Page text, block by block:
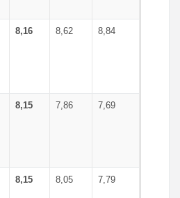
8,16 8,62 8,84
8,15 7,86 7,69
8,15 8,05 7,79